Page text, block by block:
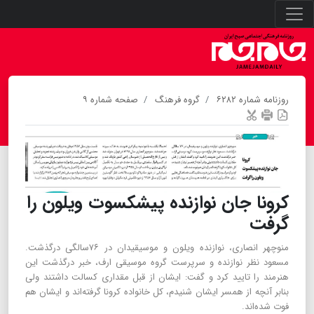
روزنامه شماره ۶۲۸۲ گروه فرهنگ صفحه شماره ۹
کرونا جان نوازنده پیشکسوت ویلون را
گرفت
منوچهر انصاری، نوازنده ویلون و موسیقیدان در ۷۶سالگی درگذشت.
مسعود نظر نوازنده و سرپرست گروه موسیقی ارف، خبر درگذشت این
هنرمند را تایید کرد و گفت: ایشان از قبل مقداری کسالت داشتند ولی
بنابر آنچه از همسر ایشان شنیدم، کل خانواده کرونا گرفته‌اند و ایشان هم
فوت شده‌اند.